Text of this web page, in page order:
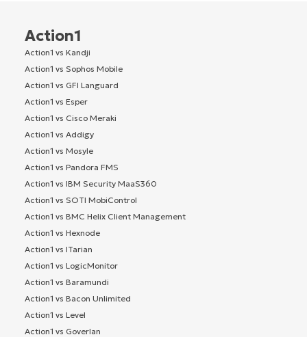
Action1
Action1 vs Kandji
Action1 vs Sophos Mobile
Action1 vs GFI Languard
Action1 vs Esper
Action1 vs Cisco Meraki
Action1 vs Addigy
Action1 vs Mosyle
Action1 vs Pandora FMS
Action1 vs IBM Security MaaS360
Action1 vs SOTI MobiControl
Action1 vs BMC Helix Client Management
Action1 vs Hexnode
Action1 vs ITarian
Action1 vs LogicMonitor
Action1 vs Baramundi
Action1 vs Bacon Unlimited
Action1 vs Level
Action1 vs Goverlan